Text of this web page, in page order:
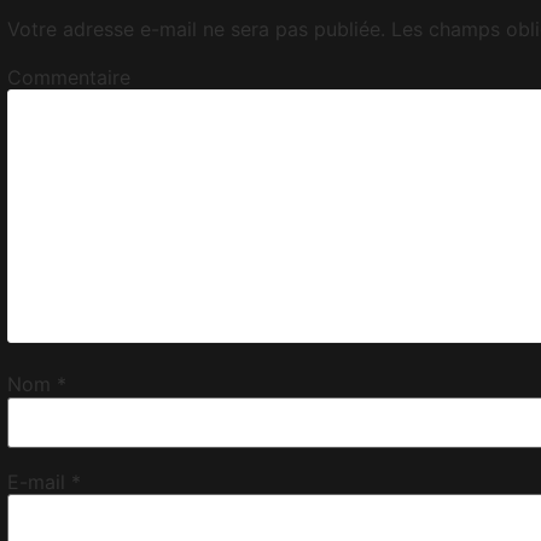
Votre adresse e-mail ne sera pas publiée. Les champs
Commentaire
Nom *
E-mail *